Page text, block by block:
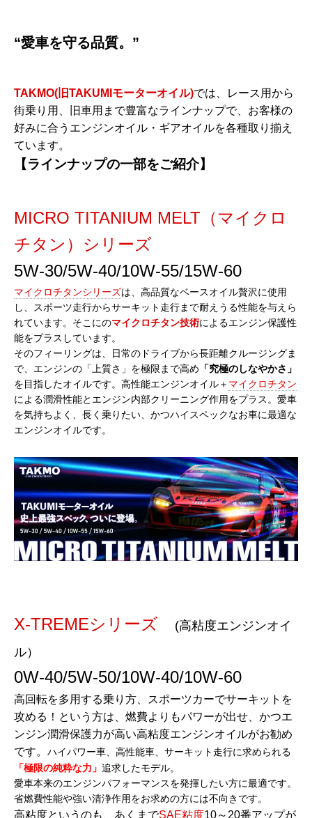
“愛車を守る品質。”
TAKMO(旧TAKUMIモーターオイル)では、レース用から
街乗り用、旧車用まで豊富なラインナップで、お客様の
好みに合うエンジンオイル・ギアオイルを各種取り揃え
ています。
【ラインナップの一部をご紹介】
MICRO TITANIUM MELT（マイクロ
チタン）シリーズ
5W-30/5W-40/10W-55/15W-60
マイクロチタンシリーズは、高品質なベースオイル贅沢に使用
し、スポーツ走行からサーキット走行まで耐えうる性能を与えら
れています。そこにのマイクロチタン技術によるエンジン保護性
能をプラスしています。
そのフィーリングは、日常のドライブから長距離クルージングま
で、エンジンの「上質さ」を極限まで高め 「究極のしなやかさ」
を目指したオイルです。高性能エンジンオイル＋ マイクロチタン
による潤滑性能とエンジン内部クリーニング作用をプラス。愛車
を気持ちよく、長く乗りたい、かつハイスペックなお車に最適な
エンジンオイルです。
X-TREMEシリーズ
(高粘度エンジンオイ
ル）
0W-40/5W-50/10W-40/10W-60
高回転を多用する乗り方、スポーツカーでサーキットを
攻める！という方は、燃費よりもパワーが出せ、かつエ
ンジン潤滑保護力が高い高粘度エンジンオイルがお勧め
です。 ハイパワー車、高性能車、サーキット走行に求められる
「極限の純粋な力」 追求したモデル。
愛車本来のエンジンパフォーマンスを発揮したい方に最適です。
省燃費性能や強い清浄作用をお求めの方には不向きです。
高粘度というのも、あくまでSAE粘度10～20番アップが